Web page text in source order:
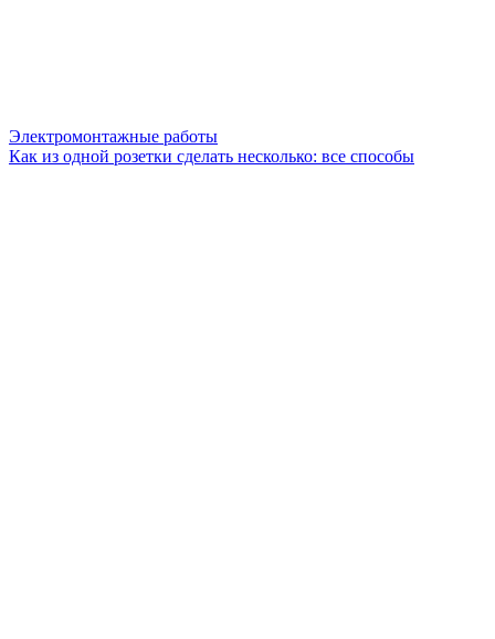
Электромонтажные работы
Как из одной розетки сделать несколько: все способы